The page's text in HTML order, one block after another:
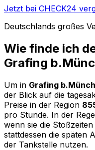
Jetzt bei CHECK24
Deutschlands großes
Wie finde ich
Grafing
Um in Grafing
der Blick auf die
Preise in der Region
pro Stunde. In der
wenn sie die
stattdessen die späten
der Tankstelle nutzen.